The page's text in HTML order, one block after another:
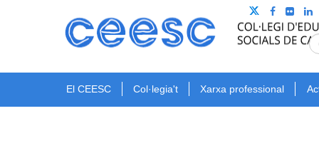
El CEESC Col·legia't Xarxa professional